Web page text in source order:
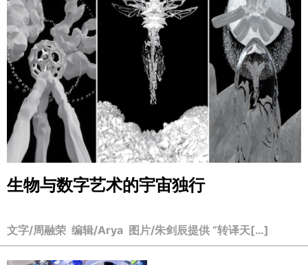
生物与数字艺术的宇宙独行
文字/周融荣 编辑/Arya 图片/朱剑辰提供 “转译天[…]